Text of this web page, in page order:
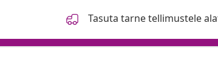
Tasuta tarne tellimustele